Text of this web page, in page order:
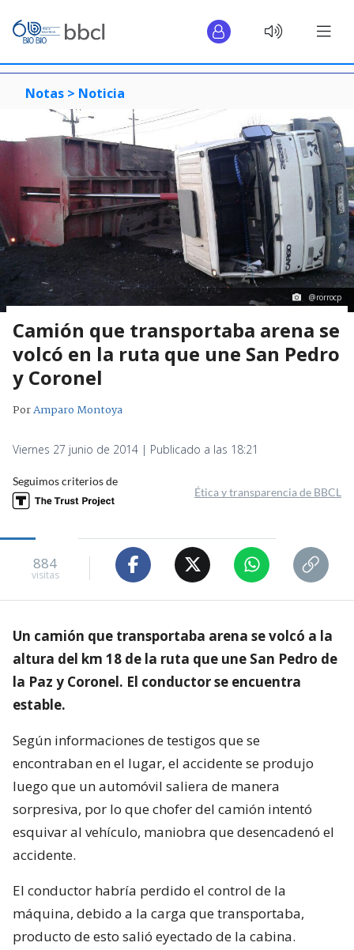
Notas > Noticia
@rorrocp
Camión que transportaba arena se
volcó en la ruta que une San Pedro
y Coronel
PorAmparo Montoya
Viernes 27 junio de 2014 | Publicado a las 18:21
Seguimos criterios de
Ética y transparencia de BBCL
884
visitas
Un camión que transportaba arena se volcó a la
altura del km 18 de la ruta que une San Pedro de
la Paz y Coronel. El conductor se encuentra
estable.
Según informaciones de testigos que se
encontraban en el lugar, el accidente se produjo
luego que un automóvil saliera de manera
sorpresiva, por lo que chofer del camión intentó
esquivar al vehículo, maniobra que desencadenó el
accidente.
El conductor habría perdido el control de la
máquina, debido a la carga que transportaba,
producto de esto salió eyectado de la cabina.